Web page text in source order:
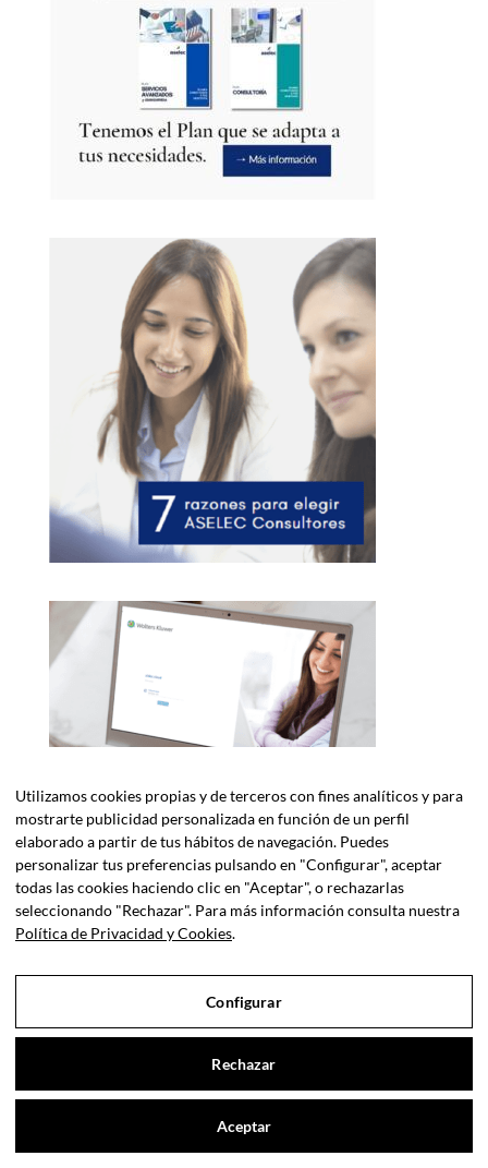
SERVICIOS
Abogados
Utilizamos cookies propias y de terceros con fines analíticos y para
mostrarte publicidad personalizada en función de un perfil
elaborado a partir de tus hábitos de navegación. Puedes
personalizar tus preferencias pulsando en "Configurar", aceptar
todas las cookies haciendo clic en "Aceptar", o rechazarlas
seleccionando "Rechazar". Para más información consulta nuestra
Política de Privacidad y Cookies.
Configurar
Rechazar
Aceptar